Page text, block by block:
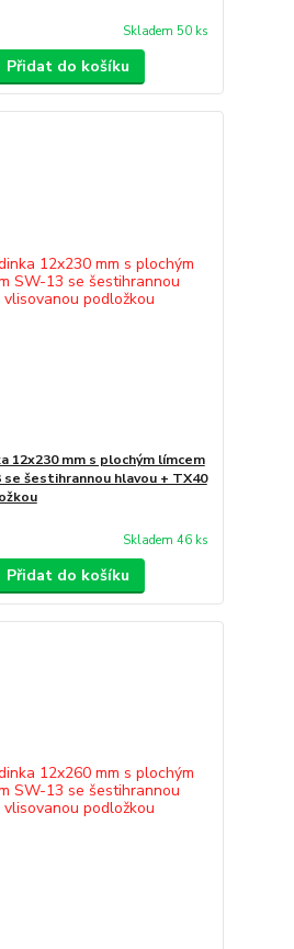
Skladem 50 ks
Přidat do košíku
12x230 mm s plochým límcem
se šestihrannou hlavou + TX40
Skladem 46 ks
Přidat do košíku